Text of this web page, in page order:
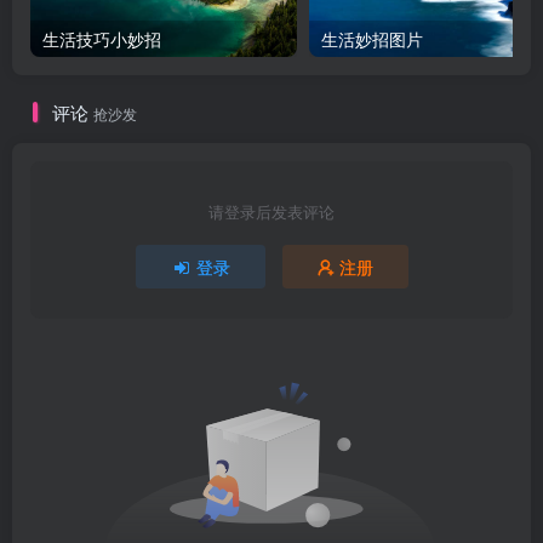
生活技巧小妙招 生活妙招图片
评论 抢沙发
请登录后发表评论
登录 注册